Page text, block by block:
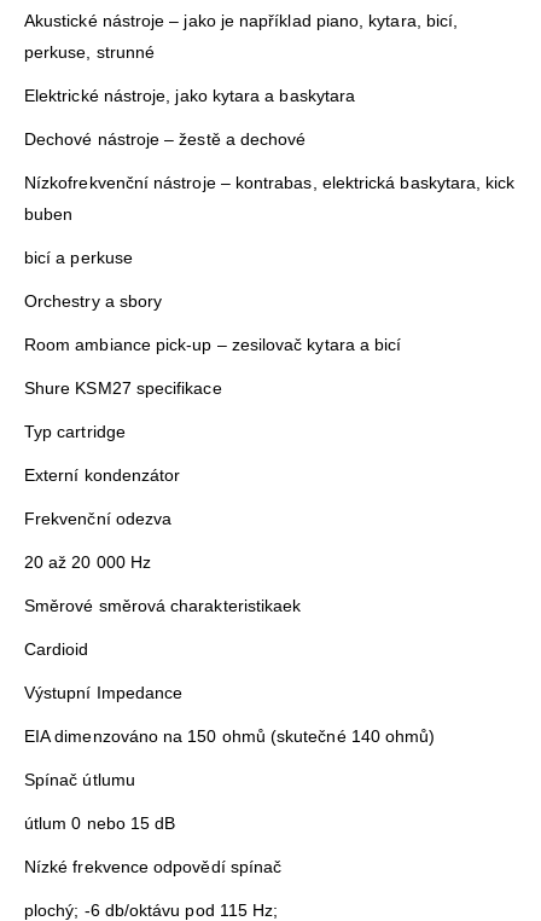
Akustické nástroje – jako je například piano, kytara, bicí,
perkuse, strunné
Elektrické nástroje, jako kytara a baskytara
Dechové nástroje – žestě a dechové
Nízkofrekvenční nástroje – kontrabas, elektrická baskytara, kick
buben
bicí a perkuse
Orchestry a sbory
Room ambiance pick-up – zesilovač kytara a bicí
Shure KSM27 specifikace
Typ cartridge
Externí kondenzátor
Frekvenční odezva
20 až 20 000 Hz
Směrové směrová charakteristikaek
Cardioid
Výstupní Impedance
EIA dimenzováno na 150 ohmů (skutečné 140 ohmů)
Spínač útlumu
útlum 0 nebo 15 dB
Nízké frekvence odpovědí spínač
plochý; -6 db/oktávu pod 115 Hz;